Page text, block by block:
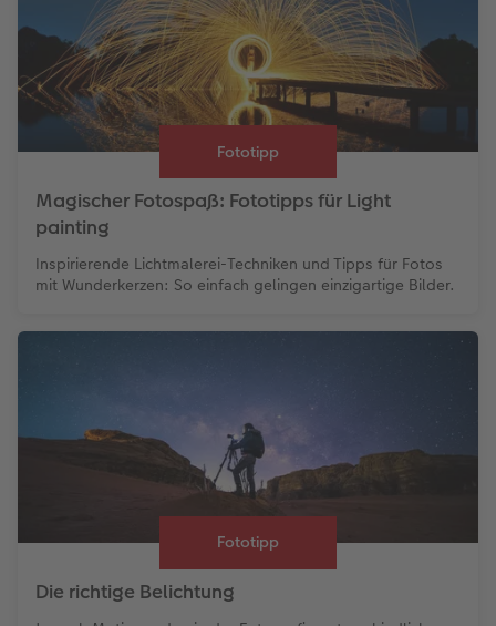
Fototipp
Magischer Fotospaß: Fototipps für Light
painting
Inspirierende Lichtmalerei-Techniken und Tipps für Fotos
mit Wunderkerzen: So einfach gelingen einzigartige Bilder.
Fototipp
Die richtige Belichtung